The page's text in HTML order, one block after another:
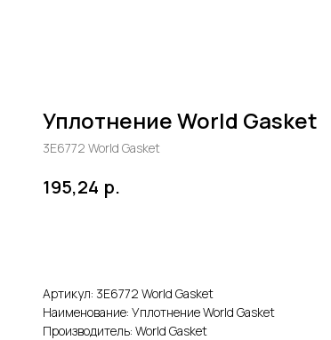
Уплотнение World Gasket
3E6772 World Gasket
195,24 р.
Артикул: 3E6772 World Gasket
Наименование: Уплотнение World Gasket
Производитель: World Gasket